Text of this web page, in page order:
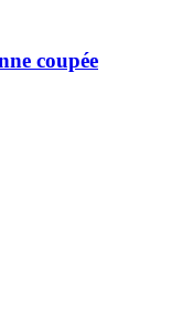
coupée